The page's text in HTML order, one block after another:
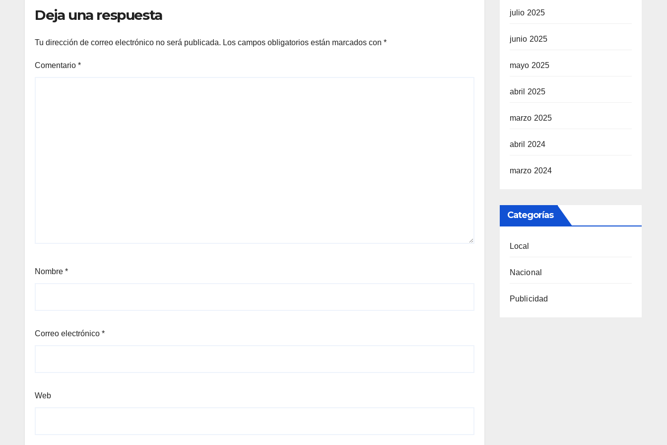
Deja una respuesta
Tu dirección de correo electrónico no será publicada. Los campos obligatorios están marcados con *
Comentario *
Nombre *
Correo electrónico *
Web
julio 2025
junio 2025
mayo 2025
abril 2025
marzo 2025
abril 2024
marzo 2024
Categorías
Local
Nacional
Publicidad